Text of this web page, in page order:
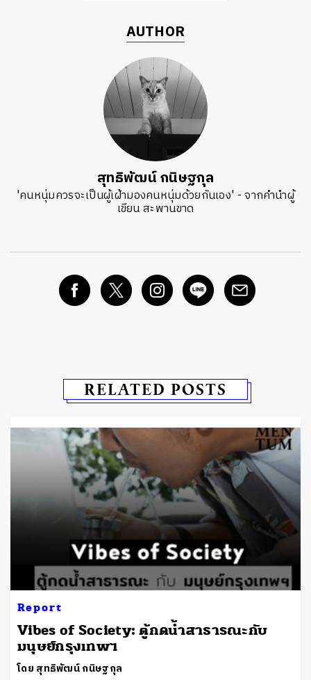
AUTHOR
สุทธิพัฒน์ กนิษฐกุล
'คนหนุ่มควรจะเป็นผู้เฝ้ามองคนหนุ่มด้วยกันเอง' - จากคำนำผู้
เขียน สะพานขาด
RELATED POSTS
Report
Vibes of Society: ตู้กดน้ำสาธารณะกับ
มนุษย์กรุงเทพฯ
โดย สุทธิพัฒน์ กนิษฐกุล